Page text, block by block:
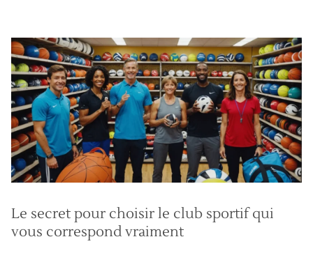
Le secret pour choisir le club sportif qui
vous correspond vraiment